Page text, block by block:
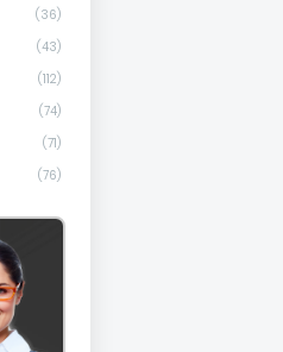
(36)
(43)
(112)
(74)
(71)
(76)